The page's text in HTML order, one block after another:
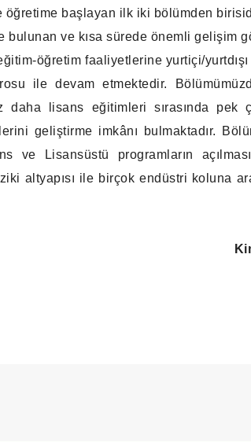
öğretime başlayan ilk iki bölümden
ve kısa sürede önemli gelişim
öğretim faaliyetlerine yurtiçi/
ile devam etmektedir.
daha lisans eğitimleri sırasında
geliştirme imkânı bulmaktadır.
Lisansüstü programların açılması
altyapısı ile birçok endüstri koluna